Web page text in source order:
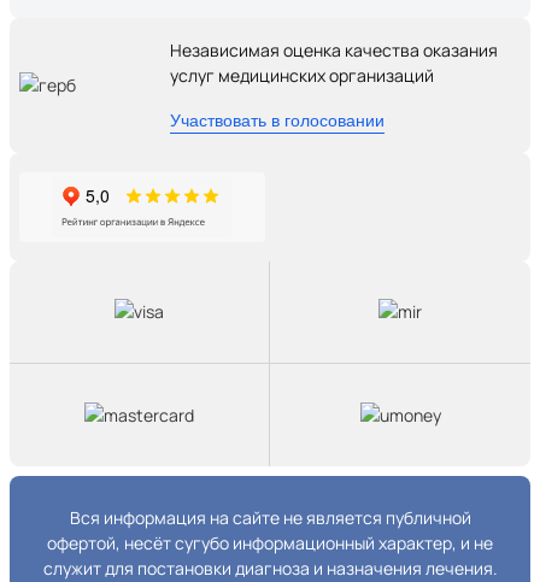
Независимая оценка качества оказания
услуг медицинских организаций
Участвовать в голосовании
Вся информация на сайте не является публичной
офертой, несёт сугубо информационный характер, и не
служит для постановки диагноза и назначения лечения.